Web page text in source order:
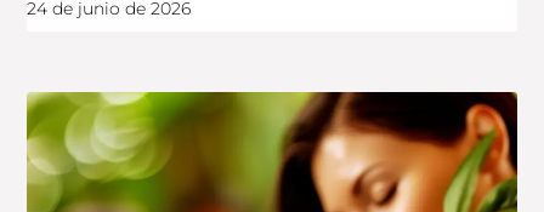
24 de junio de 2026